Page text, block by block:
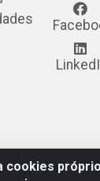
cookies
- Estrada Alto do